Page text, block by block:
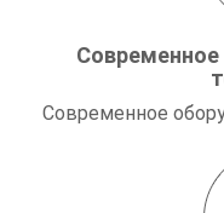
Современное